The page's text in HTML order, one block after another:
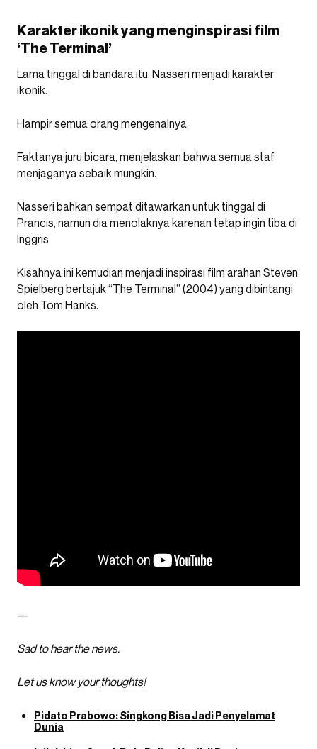
Karakter ikonik yang menginspirasi film
‘The Terminal’
Lama tinggal di bandara itu, Nasseri menjadi karakter
ikonik.
Hampir semua orang mengenalnya.
Faktanya juru bicara, menjelaskan bahwa semua staf
menjaganya sebaik mungkin.
Nasseri bahkan sempat ditawarkan untuk tinggal di
Prancis, namun dia menolaknya karenan tetap ingin tiba di
Inggris.
Kisahnya ini kemudian menjadi inspirasi film arahan Steven
Spielberg bertajuk “The Terminal” (2004) yang dibintangi
oleh Tom Hanks.
—
Sad to hear the news.
Let us know yourthoughts!
Pidato Prabowo: Singkong Bisa Jadi Penyelamat
Dunia